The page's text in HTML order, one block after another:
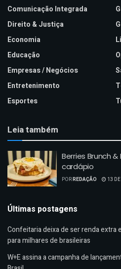
Comunicação Integrada
Direito & Justiça
Economia
Educação
Empresas / Negócios
Entretenimento
Esportes
Leia também
Berries Brunch
cardápio
PORREDAÇÃO 13
Últimas postagens
Confeitaria deixa de ser renda extra
para milhares de brasileiras
W+E assina a campanha de